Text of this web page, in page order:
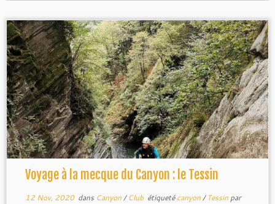
Voyage à la mecque du Canyon : le Tessin
12 Nov, 2020dans Canyon/Club étiquetécanyon/Tessin par